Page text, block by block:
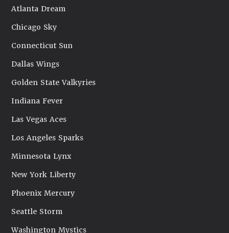
Atlanta Dream
Chicago Sky
Connecticut Sun
Dallas Wings
Golden State Valkyries
Indiana Fever
Las Vegas Aces
Los Angeles Sparks
Minnesota Lynx
New York Liberty
Phoenix Mercury
Seattle Storm
Washington Mystics